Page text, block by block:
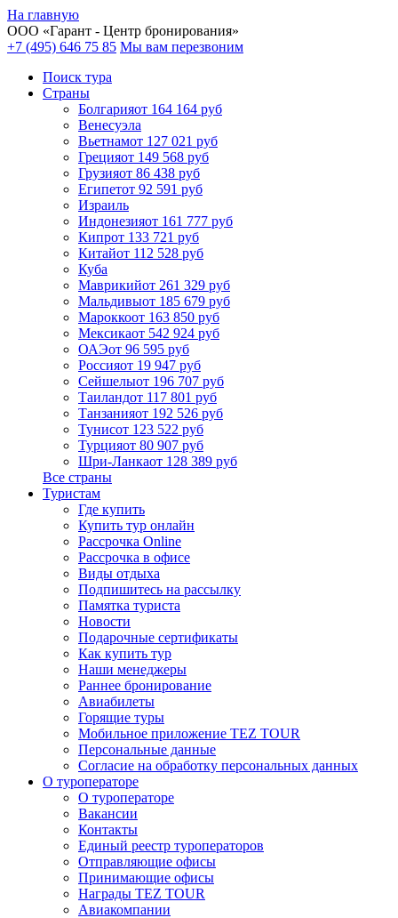
На главную
ООО «Гарант - Центр бронирования»
+7 (495) 646 75 85 Мы вам перезвоним
Поиск тура
Cтраны
Болгарияот 164 164 руб
Венесуэла
Вьетнамот 127 021 руб
Грецияот 149 568 руб
Грузияот 86 438 руб
Египетот 92 591 руб
Израиль
Индонезияот 161 777 руб
Кипрот 133 721 руб
Китайот 112 528 руб
Куба
Маврикийот 261 329 руб
Мальдивыот 185 679 руб
Мароккоот 163 850 руб
Мексикаот 542 924 руб
ОАЭот 96 595 руб
Россияот 19 947 руб
Сейшелыот 196 707 руб
Таиландот 117 801 руб
Танзанияот 192 526 руб
Тунисот 123 522 руб
Турцияот 80 907 руб
Шри-Ланкаот 128 389 руб
Все страны
Туристам
Где купить
Купить тур онлайн
Рассрочка Online
Рассрочка в офисе
Виды отдыха
Подпишитесь на рассылку
Памятка туриста
Новости
Подарочные сертификаты
Как купить тур
Наши менеджеры
Раннее бронирование
Авиабилеты
Горящие туры
Мобильное приложение TEZ TOUR
Персональные данные
Согласие на обработку персональных данных
О туроператоре
О туроператоре
Вакансии
Контакты
Единый реестр туроператоров
Отправляющие офисы
Принимающие офисы
Награды TEZ TOUR
Авиакомпании